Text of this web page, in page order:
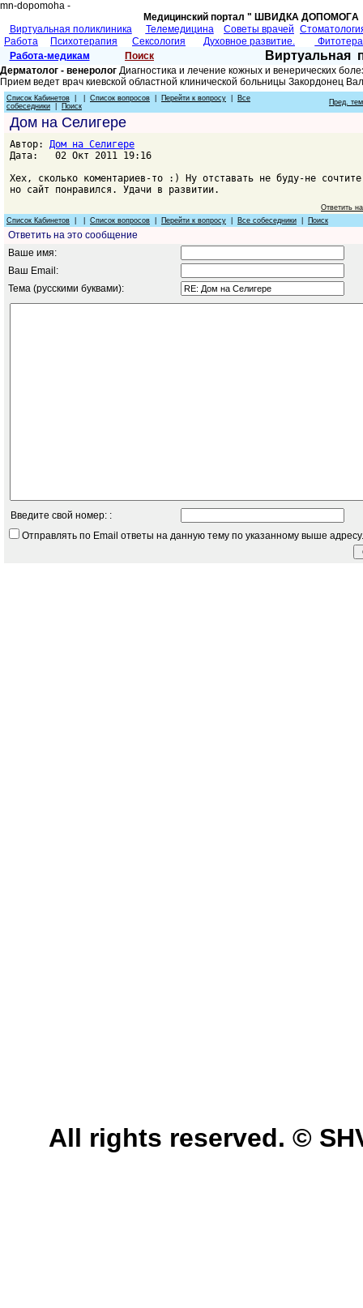
mn-dopomoha -
Медицинский портал " ШВИДКА
Виртуальная поликлиника
Телемедицина Советы врачей
Работа
Психотерапия Сексология Духовное развитие.
Работа-медикам
Поиск Виртуальная
Дерматолог - венеролог Диагностика и лечение кожных и венерических
Прием ведет врач киевской областной клинической больницы Закордонец
Список Кабинетов Список вопросов Перейти к вопросу
Все
собеседники
Поиск Пред.
Дом на Селигере
Автор: Дом на Селигере
Дата: 02 Окт 2011 19:16
Хех, сколько коментариев-то :) Ну отставать не буду-не
но сайт понравился. Удачи в развитии.
Ответить
Список Кабинетов
Список вопросов Перейти к вопросу Все собеседники Поиск
Ответить на это сообщение
Ваше имя:
Ваш Email:
Тема (русскими буквами):
Введите свой номер: :
Отправлять по Email ответы на данную тему по указанному выше адресу.
All rights reserved. ©